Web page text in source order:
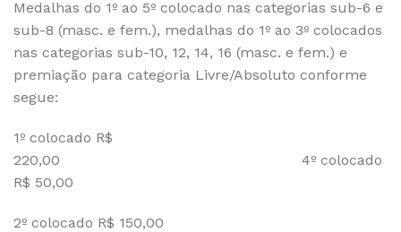
Medalhas do 1º ao 5º colocado nas categorias sub-6 e
sub-8 (masc. e fem.), medalhas do 1º ao 3º colocados
nas categorias sub-10, 12, 14, 16 (masc. e fem.) e
premiação para categoria Livre/Absoluto conforme
segue:
1º colocado R$
220,00 4º colocado
R$ 50,00
2º colocado R$ 150,00